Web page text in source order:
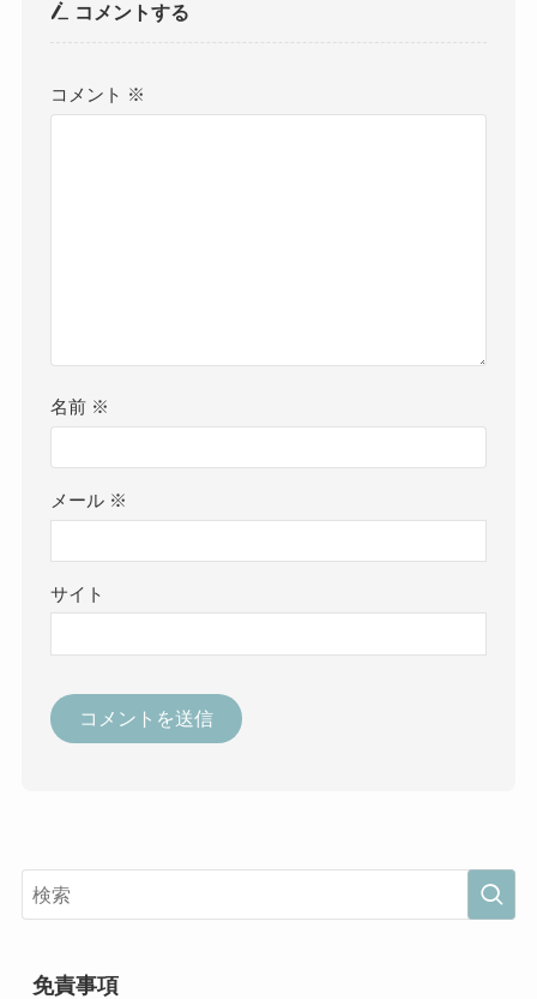
コメントする
コメント ※
名前 ※
メール ※
サイト
免責事項